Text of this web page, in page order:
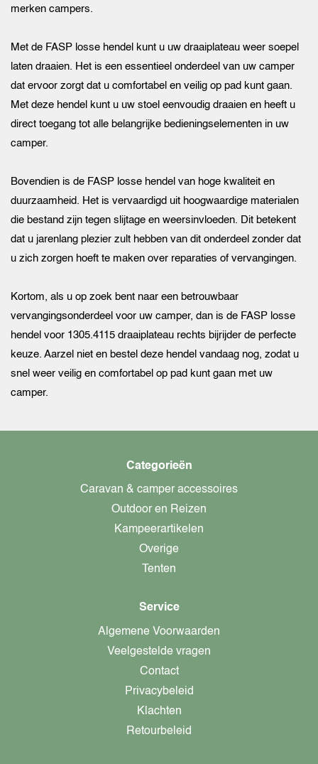
merken campers.
Met de FASP losse hendel kunt u uw draaiplateau weer soepel
laten draaien. Het is een essentieel onderdeel van uw camper
dat ervoor zorgt dat u comfortabel en veilig op pad kunt gaan.
Met deze hendel kunt u uw stoel eenvoudig draaien en heeft u
direct toegang tot alle belangrijke bedieningselementen in uw
camper.
Bovendien is de FASP losse hendel van hoge kwaliteit en
duurzaamheid. Het is vervaardigd uit hoogwaardige materialen
die bestand zijn tegen slijtage en weersinvloeden. Dit betekent
dat u jarenlang plezier zult hebben van dit onderdeel zonder dat
u zich zorgen hoeft te maken over reparaties of vervangingen.
Kortom, als u op zoek bent naar een betrouwbaar
vervangingsonderdeel voor uw camper, dan is de FASP losse
hendel voor 1305.4115 draaiplateau rechts bijrijder de perfecte
keuze. Aarzel niet en bestel deze hendel vandaag nog, zodat u
snel weer veilig en comfortabel op pad kunt gaan met uw
camper.
Categorieën
Caravan & camper accessoires
Outdoor en Reizen
Kampeerartikelen
Overige
Tenten
Service
Algemene Voorwaarden
Veelgestelde vragen
Contact
Privacybeleid
Klachten
Retourbeleid